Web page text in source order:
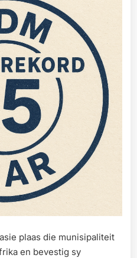
plaas die munisipaliteit
en bevestig sy